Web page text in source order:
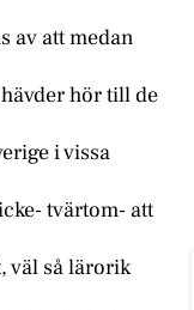
av att medan
hör till de
i vissa
tvärtom- att
väl så lärorik